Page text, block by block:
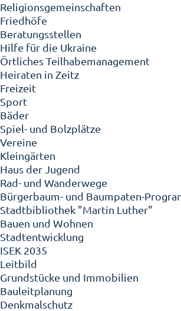
Religionsgemeinschaften
Friedhöfe
Beratungsstellen
Hilfe für die Ukraine
Örtliches Teilhabemanagement
Heiraten in Zeitz
Freizeit
Sport
Bäder
Spiel- und Bolzplätze
Vereine
Kleingärten
Haus der Jugend
Rad- und Wanderwege
Bürgerbaum- und Baumpaten-
Stadtbibliothek "Martin Luther"
Bauen und Wohnen
Stadtentwicklung
ISEK 2035
Leitbild
Grundstücke und Immobilien
Bauleitplanung
Denkmalschutz